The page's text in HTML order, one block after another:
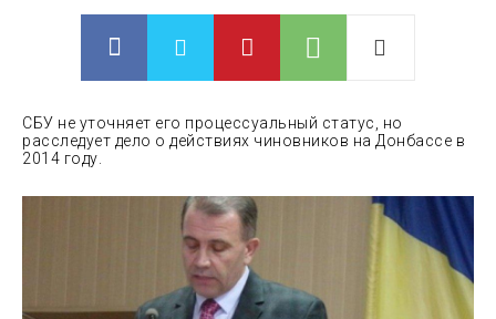
СБУ не уточняет его процессуальный статус, но
расследует дело о действиях чиновников на Донбассе в
2014 году.